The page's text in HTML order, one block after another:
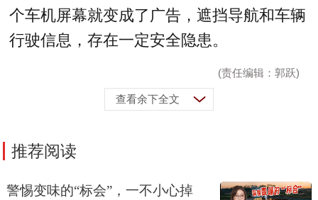
个车机屏幕就变成了广告，遮挡导航和车辆
行驶信息，存在一定安全隐患。
(责任编辑：郭跃)
查看余下全文
推荐阅读
警惕变味的“标会”，一不小心掉